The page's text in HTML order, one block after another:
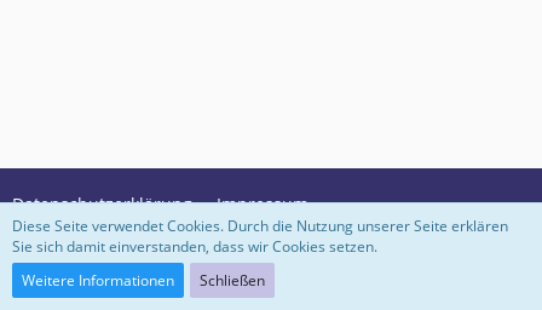
Datenschutzerklärung Impressum
Community-Software:
Diese Seite verwendet Cookies. Durch die Nutzung unserer Seite erklären
Sie sich damit einverstanden, dass wir Cookies setzen.
Weitere Informationen
Schließen